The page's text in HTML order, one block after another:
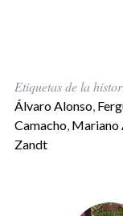
Etiquetas de la
Álvaro Alonso,
Camacho, Mariano
Zandt